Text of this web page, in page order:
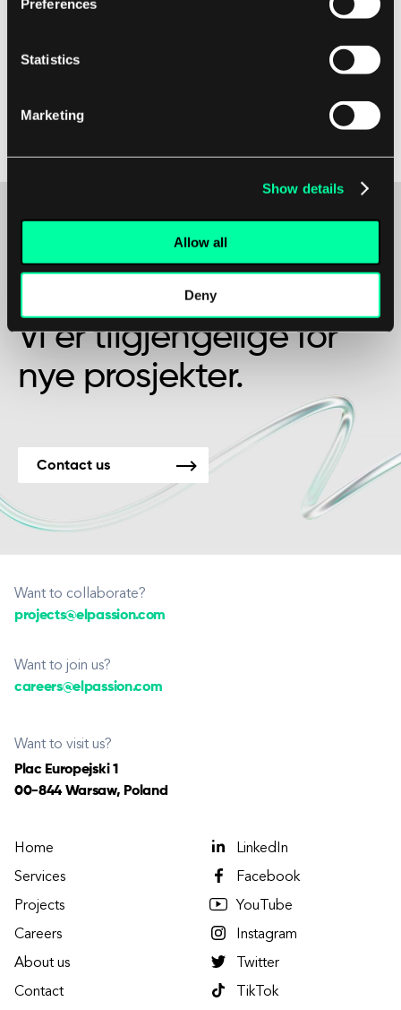
Preferences
Statistics
Marketing
Show details
Allow all
Deny
Docker exec hjelpe deg med å administrere og
utnytte kraften til Docker exec kan brukere
Kanskje det er begynnelsen på et vakkert
Vi er tilgjengelige for
nye prosjekter.
Contact us
Want to collaborate?
projects@elpassion.com
Want to join us?
careers@elpassion.com
Want to visit us?
Plac Europejski 1
00-844 Warsaw, Poland
Home
Services
Projects
Careers
About us
Contact
LinkedIn
Facebook
YouTube
Instagram
Twitter
TikTok